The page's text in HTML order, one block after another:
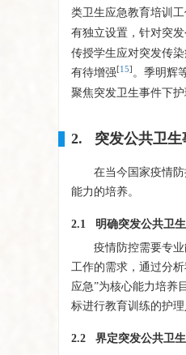
类卫生应急教育培训
有独立设置，针对突
传授学生应对突发传
有待增强[15] 。季明辉
聚焦突发卫生事件下
2. 突发公共卫生
在当今国家疫情
能力的培养。
2.1 明确突发公共卫
疫情防控需要专
工作的需求，通过分
应急”为核心能力培养
标进行教育训练的护
2.2 界定突发公共卫